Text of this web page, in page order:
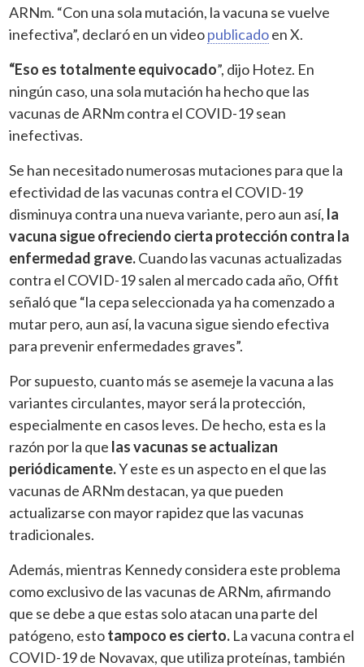
ARNm. “Con una sola mutación, la vacuna se vuelve
inefectiva”, declaró en un videopublicadoen X.
“Eso es totalmente equivocado”, dijo Hotez. En
ningún caso, una sola mutación ha hecho que las
vacunas de ARNm contra el COVID-19 sean
inefectivas.
Se han necesitado numerosas mutaciones para que la
efectividad de las vacunas contra el COVID-19
disminuya contra una nueva variante, pero aun así, la
vacuna sigue ofreciendo cierta protección contra la
enfermedad grave.Cuando las vacunas actualizadas
contra el COVID-19 salen al mercado cada año, Offit
señaló que “la cepa seleccionada ya ha comenzado a
mutar pero, aun así, la vacuna sigue siendo efectiva
para prevenir enfermedades graves”.
Por supuesto, cuanto más se asemeje la vacuna a las
variantes circulantes, mayor será la protección,
especialmente en casos leves. De hecho, esta es la
razón por la que las vacunas se actualizan
periódicamente.Y este es un aspecto en el que las
vacunas de ARNm destacan, ya que pueden
actualizarse con mayor rapidez que las vacunas
tradicionales.
Además, mientras Kennedy considera este problema
como exclusivo de las vacunas de ARNm, afirmando
que se debe a que estas solo atacan una parte del
patógeno, estotampoco es cierto. La vacuna contra el
COVID-19 de Novavax, que utiliza proteínas, también